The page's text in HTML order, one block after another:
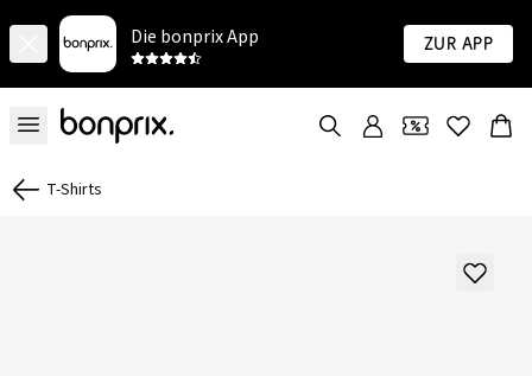
Die bonprix App Zur App
T-Shirts